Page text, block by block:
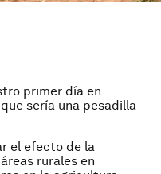
primer día en
sería una pesadilla
el efecto de la
rurales en